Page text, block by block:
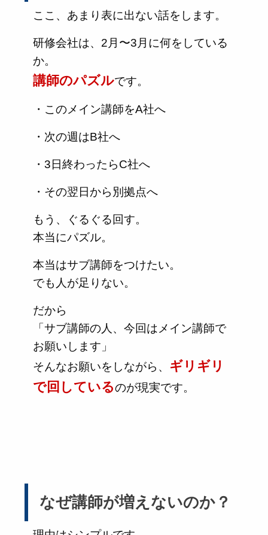
ここ、あまり表に出ない話をします。
研修会社は、2月〜3月に何をしている
か。
講師のパズルです。
・このメイン講師をA社へ
・次の週はB社へ
・3日終わったらC社へ
・その翌日から別拠点へ
もう、ぐるぐる回す。
本当にパズル。
本当はサブ講師をつけたい。
でも人が足りない。
だから
「サブ講師の人、今回はメイン講師で
お願いします」
そんなお願いをしながら、 ギリギリ
で回しているのが現実です。
なぜ講師が増えないのか？